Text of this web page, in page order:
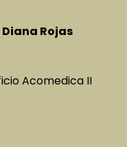
Rojas
Acomedica II